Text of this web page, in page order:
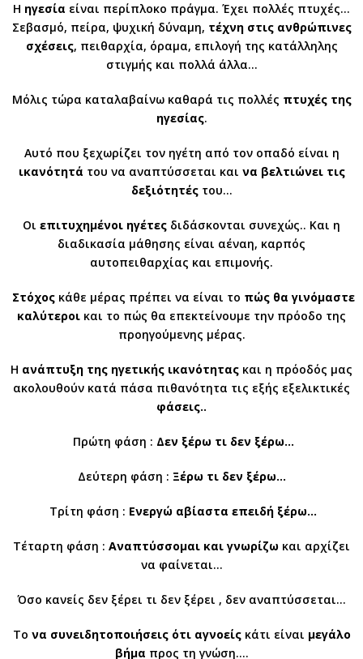
Η ηγεσία είναι περίπλοκο πράγμα. Έχει πολλές πτυχές…
Σεβασμό, πείρα, ψυχική δύναμη, τέχνη στις ανθρώπινες
σχέσεις, πειθαρχία, όραμα, επιλογή της κατάλληλης
στιγμής και πολλά άλλα…
Μόλις τώρα καταλαβαίνω καθαρά τις πολλές πτυχές της
ηγεσίας.
Αυτό που ξεχωρίζει τον ηγέτη από τον οπαδό είναι η
ικανότητά του να αναπτύσσεται και να βελτιώνει τις
δεξιότητέςτου…
Οι επιτυχημένοι ηγέτες διδάσκονται συνεχώς.. Και η
διαδικασία μάθησης είναι αέναη, καρπός
αυτοπειθαρχίας και επιμονής.
Στόχοςκάθε μέρας πρέπει να είναι το πώς θα γινόμαστε
καλύτεροι και το πώς θα επεκτείνουμε την πρόοδο της
προηγούμενης μέρας.
Η ανάπτυξη της ηγετικής ικανότητας και η πρόοδός μας
ακολουθούν κατά πάσα πιθανότητα τις εξής εξελικτικές
φάσεις..
Πρώτη φάση : Δεν ξέρω τι δεν ξέρω…
Δεύτερη φάση : Ξέρω τι δεν ξέρω…
Τρίτη φάση : Ενεργώ αβίαστα επειδή ξέρω…
Τέταρτη φάση : Αναπτύσσομαι και γνωρίζω και αρχίζει
να φαίνεται…
Όσο κανείς δεν ξέρει τι δεν ξέρει , δεν αναπτύσσεται…
Το να συνειδητοποιήσεις ότι αγνοείςκάτι είναι μεγάλο
βήμα προς τη γνώση….